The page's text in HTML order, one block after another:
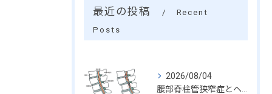
最近の投稿
Recent
Posts
2026/08/04